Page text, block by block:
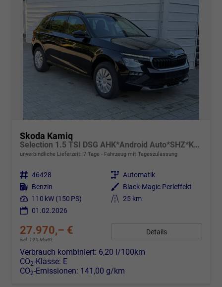
Skoda Kamiq
Selection 1.5 TSI DSG AHK*Android Auto*SHZ*Kamera*Keyless*2Z Klimaauto*
unverbindliche Lieferzeit: 7 Tage Fahrzeug mit Tageszulassung
Fahrzeugnr. 46428 Getriebe Automatik
Kraftstoff Benzin Außenfarbe
Black-Magic Perleffekt
Leistung 110 kW (150 PS) Kilometerstand 25 km
01.02.2026
27.970,– €
incl. 19% MwSt.
Details
Verbrauch kombiniert: 6,20 l/100km
CO2-Klasse: E
CO2-Emissionen: 141,00 g/km